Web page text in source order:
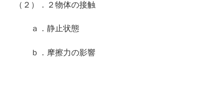
（２）．２物体の接触
ａ．静止状態
ｂ．摩擦力の影響